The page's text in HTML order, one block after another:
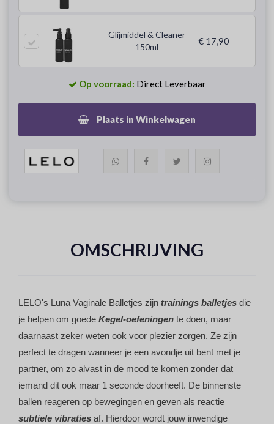
Glijmiddel & Cleaner
150ml
€ 17,90
Op voorraad: Direct Leverbaar
Plaats in Winkelwagen
OMSCHRIJVING
LELO's Luna Vaginale Balletjes zijn trainings balletjes die
je helpen om goede Kegel-oefeningen te doen, maar
daarnaast zeker weten ook voor plezier zorgen. Ze zijn
perfect te dragen wanneer je een avondje uit bent met je
partner, om zo alvast in de mood te komen zonder dat
iemand dit ook maar 1 seconde doorheeft. De binnenste
ballen reageren op bewegingen en geven als reactie
subtiele vibraties af. Hierdoor wordt jouw inwendige